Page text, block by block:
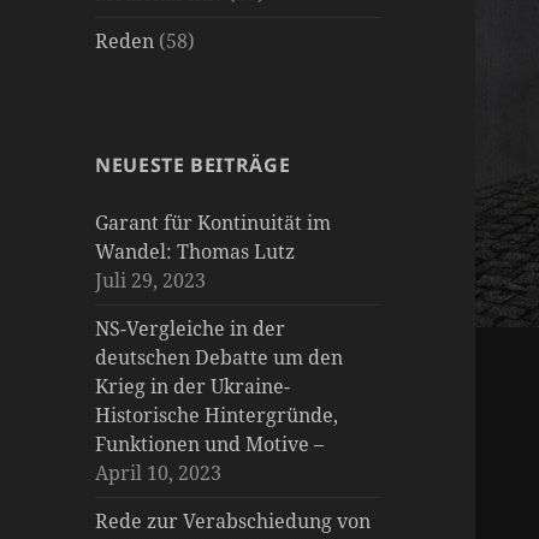
Reden (58)
NEUESTE BEITRÄGE
Garant für Kontinuität im
Wandel: Thomas Lutz
Juli 29, 2023
NS-Vergleiche in der
deutschen Debatte um den
Krieg in der Ukraine-
Historische Hintergründe,
Funktionen und Motive –
April 10, 2023
Rede zur Verabschiedung von